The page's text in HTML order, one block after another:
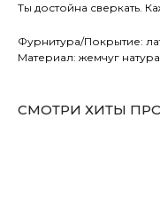
Ты достойна сверкать.
Фурнитура/Покрытие:
Материал: жемчуг
СМОТРИ ХИТЫ